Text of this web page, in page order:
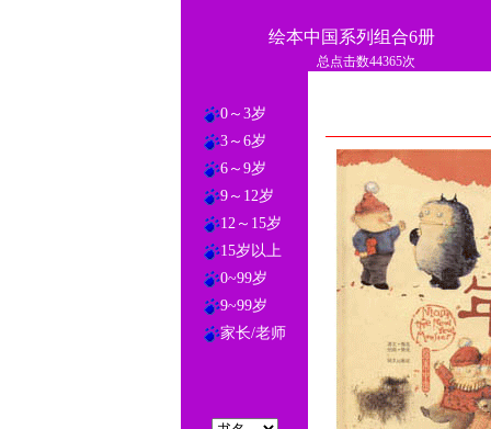
绘本中国系列组合6册
总点击数44365次
0～3岁
3～6岁
6～9岁
9～12岁
12～15岁
15岁以上
0~99岁
9~99岁
家长/老师